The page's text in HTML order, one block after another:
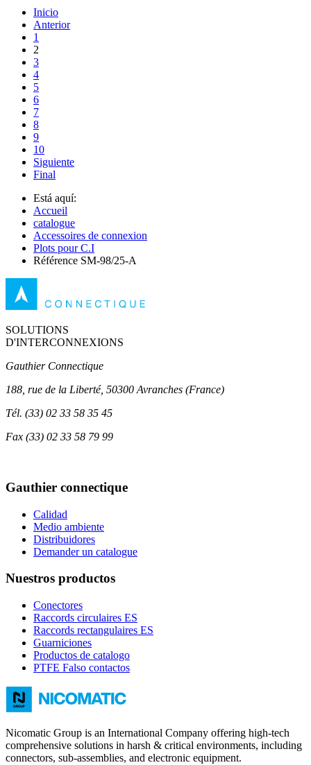
Inicio
Anterior
1
2
3
4
5
6
7
8
9
10
Siguiente
Final
Está aquí:
Accueil
catalogue
Accessoires de connexion
Plots pour C.I
Référence SM-98/25-A
SOLUTIONS
D'INTERCONNEXIONS
Gauthier Connectique
188, rue de la Liberté, 50300 Avranches (France)
Tél. (33) 02 33 58 35 45
Fax (33) 02 33 58 79 99
Gauthier connectique
Calidad
Medio ambiente
Distribuidores
Demander un catalogue
Nuestros productos
Conectores
Raccords circulaires ES
Raccords rectangulaires ES
Guarniciones
Productos de catalogo
PTFE Falso contactos
Nicomatic Group is an International Company offering high-tech
comprehensive solutions in harsh & critical environments, including
connectors, sub-assemblies, and electronic equipment.